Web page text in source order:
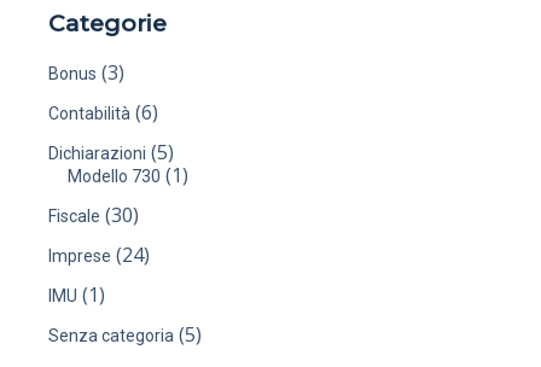
Categorie
Bonus (3)
Contabilità (6)
Dichiarazioni (5)
Modello 730 (1)
Fiscale (30)
Imprese (24)
IMU (1)
Senza categoria (5)